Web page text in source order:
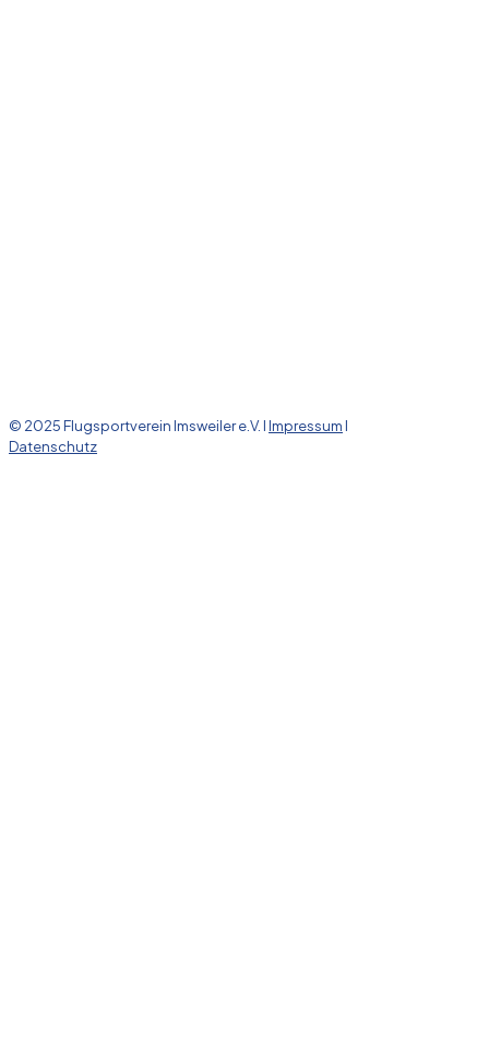
© 2025 Flugsportverein Imsweiler e.V. lImpressuml
Datenschutz